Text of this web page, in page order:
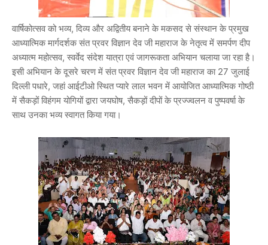
वार्षिकोत्सव को भव्य, दिव्य और अद्वितीय बनाने के मकसद से संस्थान के प्रमुख
आध्यात्मिक मार्गदर्शक संत प्रवर विज्ञान देव जी महाराज के नेतृत्व में समर्पण दीप
अध्यात्म महोत्सव, स्वर्वेद संदेश यात्रा एवं जागरूकता अभियान चलाया जा रहा है।
इसी अभियान के दूसरे चरण में संत प्रवर विज्ञान देव जी महाराज का 27 जुलाई
दिल्ली पधारे, जहां आईटीओ स्थित प्यारे लाल भवन में आयोजित आध्यात्मिक गोष्ठी
में सैकड़ों विहंगम योगियों द्वारा जयघोष, सैकड़ों दीपों के प्रज्ज्वलन व पुष्पवर्षा के
साथ उनका भव्य स्वागत किया गया।